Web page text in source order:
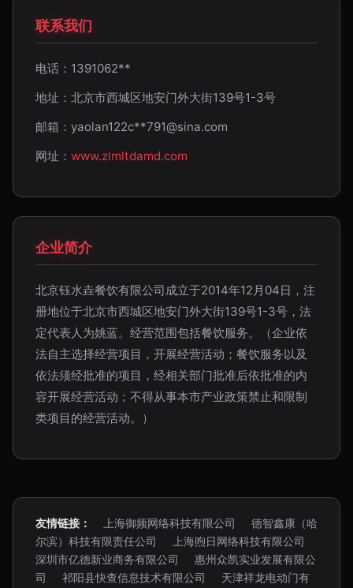
联系我们
电话：1391062**
地址：北京市西城区地安门外大街139号1-3号
邮箱：yaolan122c**791@sina.com
网址： www.zlmltdamd.com
企业简介
北京钰水垚餐饮有限公司成立于2014年12月04日，注
册地位于北京市西城区地安门外大街139号1-3号，法
定代表人为姚蓝。经营范围包括餐饮服务。（企业依
法自主选择经营项目，开展经营活动；餐饮服务以及
依法须经批准的项目，经相关部门批准后依批准的内
容开展经营活动；不得从事本市产业政策禁止和限制
类项目的经营活动。）
友情链接： 上海御频网络科技有限公司
德智鑫康（哈
尔滨）科技有限责任公司
上海煦日网络科技有限公司
深圳市亿德新业商务有限公司
惠州众凯实业发展有限公
司
祁阳县快查信息技术有限公司
天津祥龙电动门有